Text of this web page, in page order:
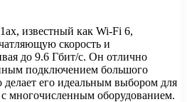
известный как Wi-Fi 6,
скорость и
до 9.6 Гбит/с. Он отлично
подключением большого
делает его идеальным выбором для
многочисленным оборудованием.